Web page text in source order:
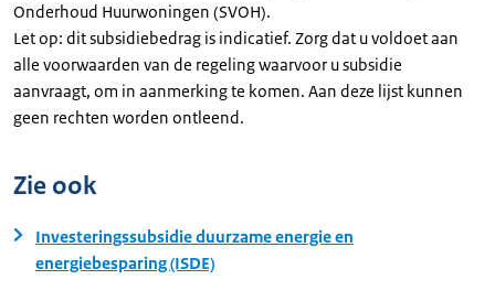
Onderhoud Huurwoningen (SVOH).
Let op: dit subsidiebedrag is indicatief. Zorg dat u voldoet aan
alle voorwaarden van de regeling waarvoor u subsidie
aanvraagt, om in aanmerking te komen. Aan deze lijst kunnen
geen rechten worden ontleend.
Zie ook
Investeringssubsidie duurzame energie en
energiebesparing (ISDE)